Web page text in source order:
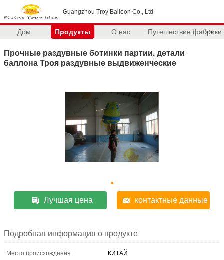
Guangzhou Troy Balloon Co., Ltd
Дом Продукты О нас Путешествие фабрики
>>
Прочные раздувные ботинки партии, детали
баллона Троя раздувные выдвиженческие
Лучшая цена контактные данные
Подробная информация о продукте
Место происхождения:
КИТАЙ